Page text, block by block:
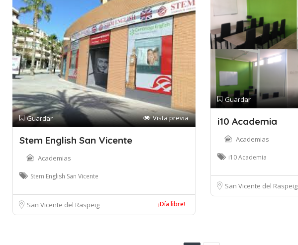
Guardar Vista previa
Stem English San Vicente
Academias
Stem English San Vicente
San Vicente del Raspeig ¡Día libre!
Guardar
i10 Academia
Academias
i10 Academia
San Vicente del Raspeig